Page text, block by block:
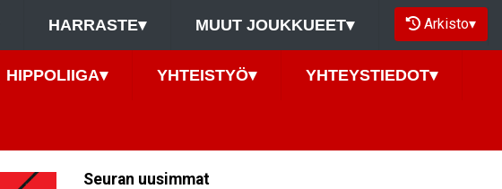
HARRASTE▾ MUUT JOUKKUEET▾ Arkisto▾
HIPPOLIIGA▾ YHTEISTYÖ▾ YHTEYSTIEDOT▾
Seuran uusimmat